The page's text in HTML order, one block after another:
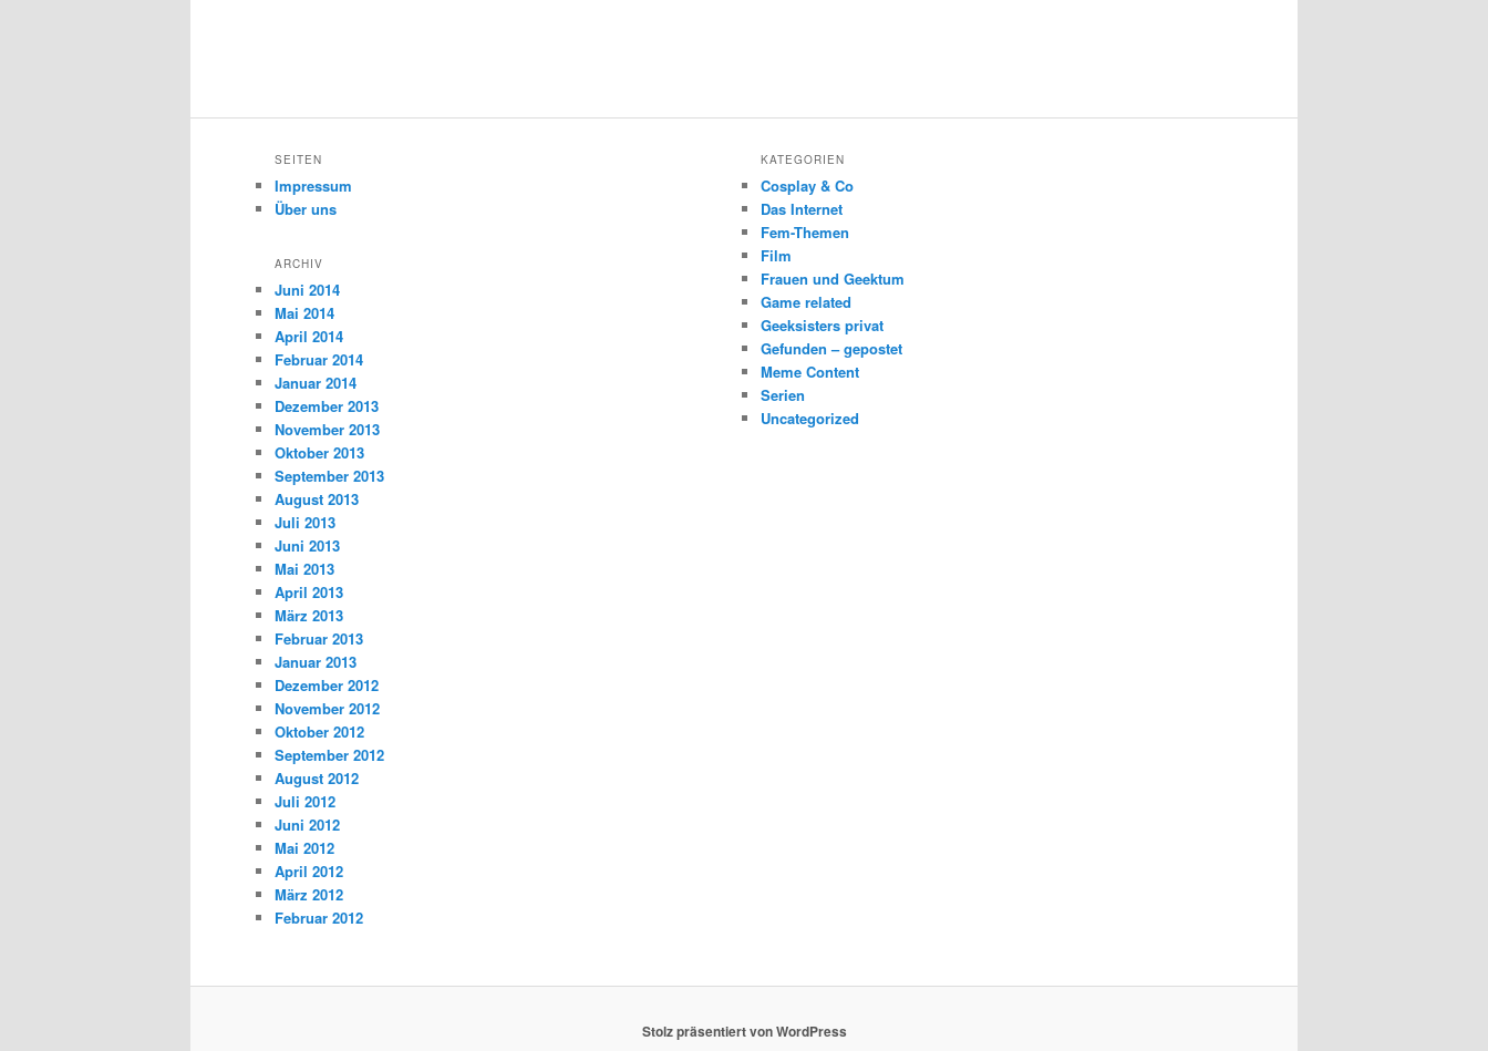
SEITEN
Impressum
Über uns
ARCHIV
Juni 2014
Mai 2014
April 2014
Februar 2014
Januar 2014
Dezember 2013
November 2013
Oktober 2013
September 2013
August 2013
Juli 2013
Juni 2013
Mai 2013
April 2013
März 2013
Februar 2013
Januar 2013
Dezember 2012
November 2012
Oktober 2012
September 2012
August 2012
Juli 2012
Juni 2012
Mai 2012
April 2012
März 2012
Februar 2012
KATEGORIEN
Cosplay & Co
Das Internet
Fem-Themen
Film
Frauen und Geektum
Game related
Geeksisters privat
Gefunden – gepostet
Meme Content
Serien
Uncategorized
Stolz präsentiert von WordPress